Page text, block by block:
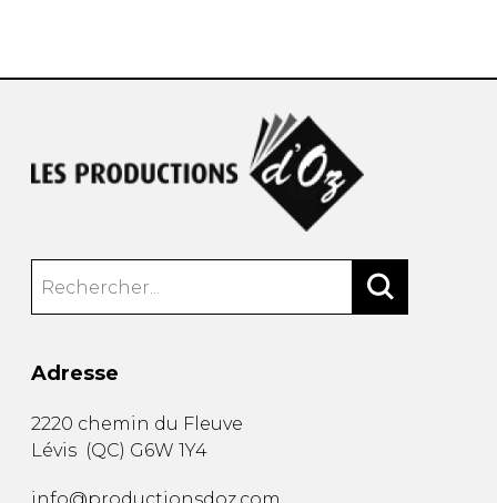
Adresse
2220 chemin du Fleuve
Lévis (QC) G6W 1Y4